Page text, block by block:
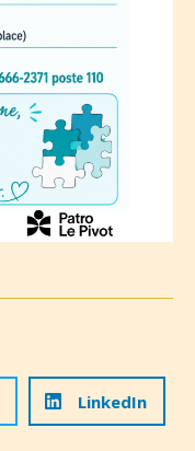
LinkedIn